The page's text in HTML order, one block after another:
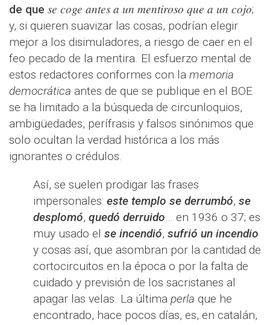
de que se coge antes a un mentiroso que a un cojo;
y, si quieren suavizar las cosas, podrían elegir
mejor a los disimuladores, a riesgo de caer en el
feo pecado de la mentira. El esfuerzo mental de
estos redactores conformes con la memoria
democrática antes de que se publique en el BOE
se ha limitado a la búsqueda de circunloquios,
ambigüedades, perífrasis y falsos sinónimos que
solo ocultan la verdad histórica a los más
ignorantes o crédulos.
Así, se suelen prodigar las frases
impersonales: este templo se derrumbó, se
desplomó, quedó derruido… en 1936 o 37; es
muy usado el se incendió, sufrió un incendio
y cosas así, que asombran por la cantidad de
cortocircuitos en la época o por la falta de
cuidado y previsión de los sacristanes al
apagar las velas. La última perla que he
encontrado, hace pocos días, es, en catalán,